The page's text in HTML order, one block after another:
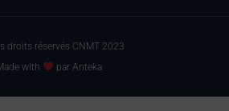
droits réservés CNMT 2023
with
par Anteka